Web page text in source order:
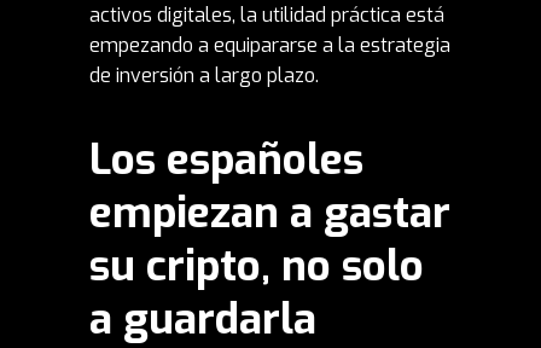
activos digitales, la utilidad práctica está
empezando a equipararse a la estrategia
de inversión a largo plazo.
Los españoles
empiezan a gastar
su cripto, no solo
a guardarla